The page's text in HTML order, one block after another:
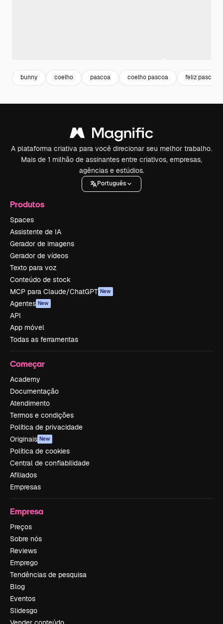
bunny coelho pascoa coelho pascoa feliz pascoa
A plataforma criativa para você direcionar seu melhor trabalho.
Mais de 1 milhão de assinantes entre criativos, empresas,
agências e estúdios.
Português
Produtos
Spaces
Assistente de IA
Gerador de imagens
Gerador de vídeos
Texto para voz
Conteúdo de stock
MCP para Claude/ChatGPT New
Agentes New
API
App móvel
Todas as ferramentas
Começar
Academy
Documentação
Atendimento
Termos e condições
Política de privacidade
Originais New
Política de cookies
Central de confiabilidade
Afiliados
Empresas
Empresa
Preços
Sobre nós
Reviews
Emprego
Tendências de pesquisa
Blog
Eventos
Slidesgo